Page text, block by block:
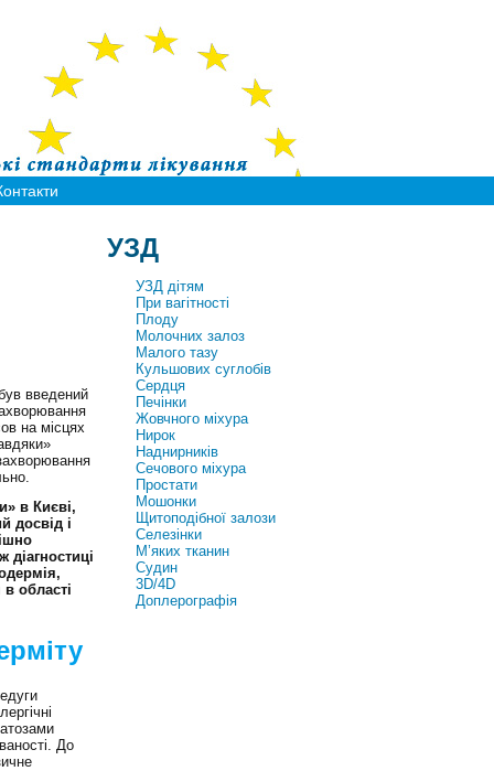
введений
на місцях
в Києві,
досвід і
діагностиці
області
До
УЗД
УЗД дітям
При вагітності
Плоду
Молочних залоз
Малого тазу
Кульшових суглобів
Сердця
Печінки
Жовчного міхура
Нирок
Наднирників
Сечового міхура
Простати
Мошонки
Щитоподібної залози
Селезінки
М’яких тканин
Судин
3D/4D
Доплерографія